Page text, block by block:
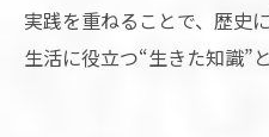
実践を重ねることで、歴史
生活に役立つ“生きた知識”